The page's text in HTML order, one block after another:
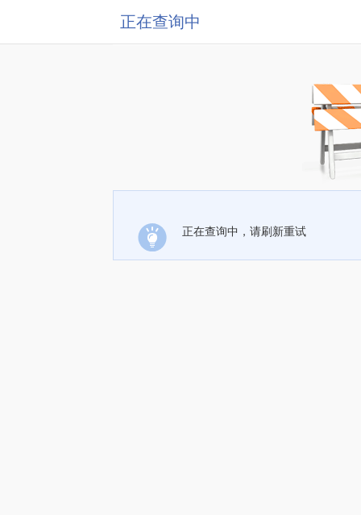
正在查询中
正在查询中，请刷新重试